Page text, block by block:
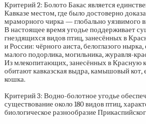
Критерий 2: Болото Бакас является
Кавказе местом, где было достоверно
мраморного чирка — глобально уязвимого
В настоящее время угодье поддерживает
гнездящихся видов птиц, занесённых в
и России: чёрного аиста, белоглазого
малого подорлика, могильника, журавля-
Из млекопитающих, занесённых в Красную
обитают кавказская выдра, камышовый кот,
кошка.
Критерий 3: Водно-болотное угодье
существование около 180 видов птиц,
биологическое разнообразие